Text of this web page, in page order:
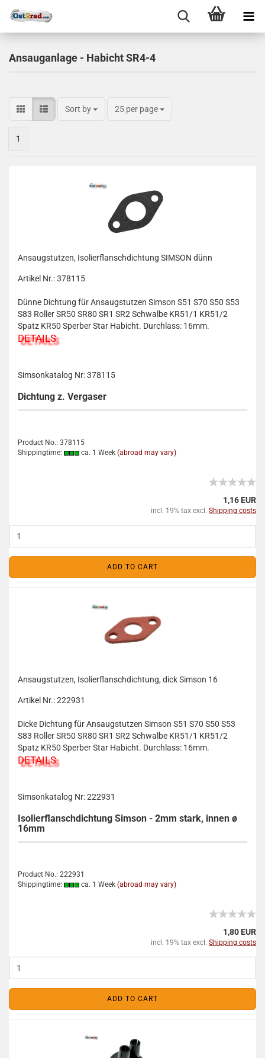
Ansauganlage - Habicht SR4-4
Sort by 25 per page
1
Ansaugstutzen, Isolierflanschdichtung SIMSON dünn
Artikel Nr.: 378115
Dünne Dichtung für Ansaugstutzen Simson S51 S70 S50 S53
S83 Roller SR50 SR80 SR1 SR2 Schwalbe KR51/1 KR51/2
Spatz KR50 Sperber Star Habicht. Durchlass: 16mm.
DETAILS
Simsonkatalog Nr: 378115
Dichtung z. Vergaser
Product No.: 378115
Shippingtime:
ca. 1 Week (abroad may vary)
1,16 EUR
incl. 19% tax excl. Shipping costs
ADD TO CART
Ansaugstutzen, Isolierflanschdichtung, dick Simson 16
Artikel Nr.: 222931
Dicke Dichtung für Ansaugstutzen Simson S51 S70 S50 S53
S83 Roller SR50 SR80 SR1 SR2 Schwalbe KR51/1 KR51/2
Spatz KR50 Sperber Star Habicht. Durchlass: 16mm.
DETAILS
Simsonkatalog Nr: 222931
Isolierflanschdichtung Simson - 2mm stark, innen ø
16mm
Product No.: 222931
Shippingtime:
ca. 1 Week (abroad may vary)
1,80 EUR
incl. 19% tax excl. Shipping costs
ADD TO CART